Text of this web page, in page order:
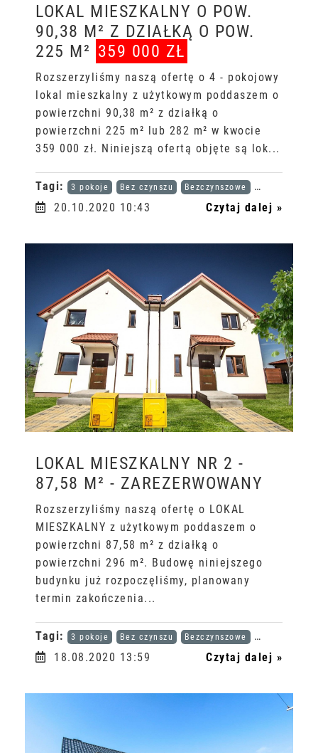
LOKAL MIESZKALNY O POW.
90,38 M² Z DZIAŁKĄ O POW.
225 M² 359 000 ZŁ
Rozszerzyliśmy naszą ofertę o 4 - pokojowy
lokal mieszkalny z użytkowym poddaszem o
powierzchni 90,38 m² z działką o
powierzchni 225 m² lub 282 m² w kwocie
359 000 zł. Niniejszą ofertą objęte są lok...
Tagi: 3 pokoje Bez czynszu Bezczynszowe Karta dużej
20.10.2020 10:43 Czytaj dalej »
LOKAL MIESZKALNY NR 2 -
87,58 M² - ZAREZERWOWANY
Rozszerzyliśmy naszą ofertę o LOKAL
MIESZKALNY z użytkowym poddaszem o
powierzchni 87,58 m² z działką o
powierzchni 296 m². Budowę niniejszego
budynku już rozpoczęliśmy, planowany
termin zakończenia...
Tagi: 3 pokoje Bez czynszu Bezczynszowe Karta dużej
18.08.2020 13:59 Czytaj dalej »